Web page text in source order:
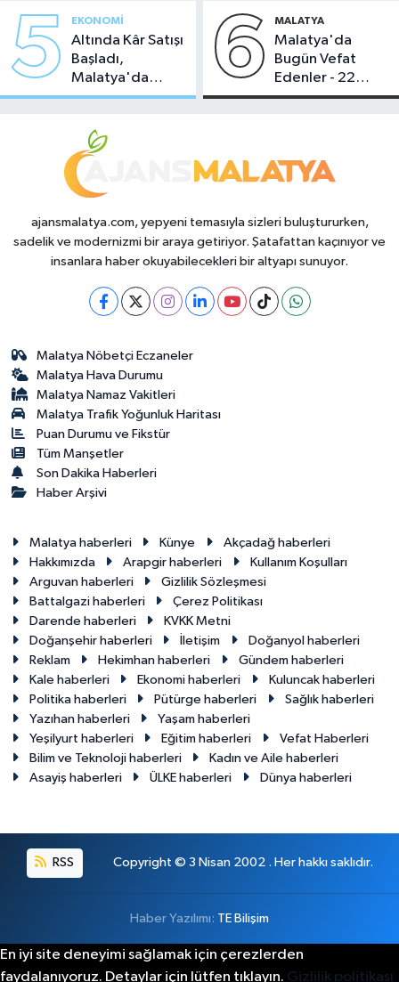
5 EKONOMI
Altında Kâr Satışı
Başladı,
Malatya'da
Makas Ne
6 MALATYA
Malatya'da
Bugün Vefat
Edenler - 22
Temmuz 2026
ajansmalatya.com, yepyeni temasıyla sizleri buluştururken,
sadelik ve modernizmi bir araya getiriyor. Şatafattan kaçınıyor ve
insanlara haber okuyabilecekleri bir altyapı sunuyor.
Malatya Nöbetçi Eczaneler
Malatya Hava Durumu
Malatya Namaz Vakitleri
Malatya Trafik Yoğunluk Haritası
Puan Durumu ve Fikstür
Tüm Manşetler
Son Dakika Haberleri
Haber Arşivi
Malatya haberleri Künye
Akçadağ haberleri
Hakkımızda
Arapgir haberleri
Kullanım Koşulları
Arguvan haberleri
Gizlilik Sözleşmesi
Battalgazi haberleri
Çerez Politikası
Darende haberleri
KVKK Metni
Doğanşehir haberleri
İletişim
Doğanyol haberleri
Reklam
Hekimhan haberleri
Gündem haberleri
Kale haberleri
Ekonomi haberleri
Kuluncak haberleri
Politika haberleri
Pütürge haberleri
Sağlık haberleri
Yazıhan haberleri
Yaşam haberleri
Yeşilyurt haberleri
Eğitim haberleri
Vefat Haberleri
Bilim ve Teknoloji haberleri
Kadın ve Aile haberleri
Asayiş haberleri
ÜLKE haberleri Dünya haberleri
RSS Copyright © 3 Nisan 2002 . Her hakkı saklıdır.
Haber Yazılımı: TE Bilişim
En iyi site deneyimi sağlamak için çerezlerden
faydalanıyoruz. Detaylar için lütfen tıklayın. Gizlilik politikası